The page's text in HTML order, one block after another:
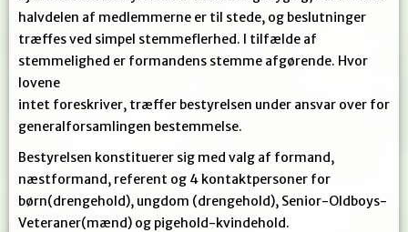
halvdelen af medlemmerne er til stede, og beslutninger
træffes ved simpel stemmeflerhed. I tilfælde af
stemmelighed er formandens stemme afgørende. Hvor
lovene
intet foreskriver, træffer bestyrelsen under ansvar over for
generalforsamlingen bestemmelse.
Bestyrelsen konstituerer sig med valg af formand,
næstformand, referent og 4 kontaktpersoner for
børn(drengehold), ungdom (drengehold), Senior-Oldboys-
Veteraner(mænd) og pigehold-kvindehold.